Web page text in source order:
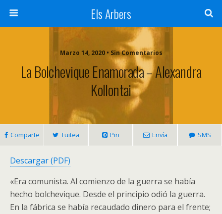
Els Arbers
Marzo 14, 2020 • Sin Comentarios
La Bolchevique Enamorada – Alexandra
Kollontai
Comparte Tuitea Pin Envía SMS
Descargar (PDF)
«Era comunista. Al comienzo de la guerra se había
hecho bolchevique. Desde el principio odió la guerra.
En la fábrica se había recaudado dinero para el frente;